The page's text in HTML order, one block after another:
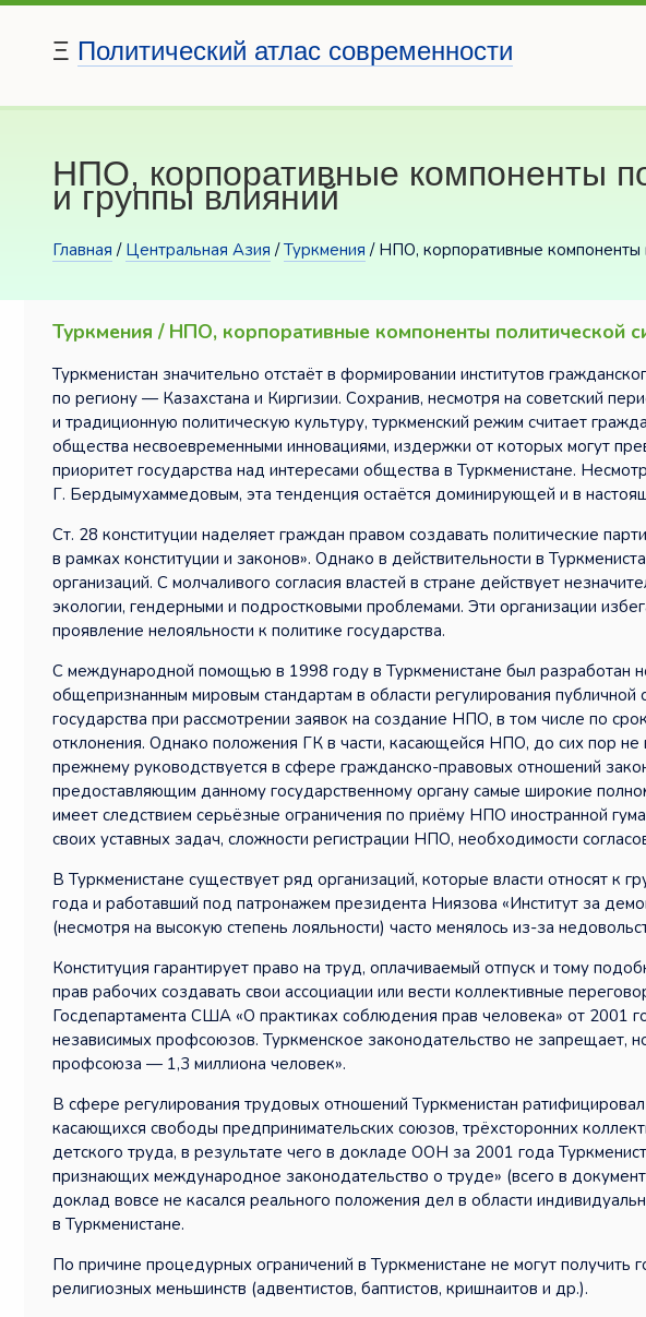
Ξ Политический атлас современности
НПО, корпоративные компоненты
и группы влияний
Главная / Центральная Азия /Туркмения / НПО, корпоративные компоненты
Туркмения / НПО, корпоративные компоненты политической
Туркменистан значительно отстаёт в формировании институтов
по региону — Казахстана и Киргизии. Сохранив, несмотря на советский
и традиционную политическую культуру, туркменский режим считает
общества несвоевременными инновациями, издержки от которых могут
приоритет государства над интересами общества в Туркменистане.
Г. Бердымухаммедовым, эта тенденция остаётся доминирующей и в
Ст. 28 конституции наделяет граждан правом создавать политические
в рамках конституции и законов». Однако в действительности в
организаций. С молчаливого согласия властей в стране действует
экологии, гендерными и подростковыми проблемами. Эти организации
проявление нелояльности к политике государства.
С международной помощью в 1998 году в Туркменистане был разработан
общепризнанным мировым стандартам в области регулирования
государства при рассмотрении заявок на создание НПО, в том числе по
отклонения. Однако положения ГК в части, касающейся НПО, до сих пор
прежнему руководствуется в сфере гражданско-правовых отношений
предоставляющим данному государственному органу самые широкие
имеет следствием серьёзные ограничения по приёму НПО иностранной
своих уставных задач, сложности регистрации НПО, необходимости
В Туркменистане существует ряд организаций, которые власти относят к
года и работавший под патронажем президента Ниязова «Институт за
(несмотря на высокую степень лояльности) часто менялось из-за
Конституция гарантирует право на труд, оплачиваемый отпуск и тому
прав рабочих создавать свои ассоциации или вести коллективные
Госдепартамента США «О практиках соблюдения прав человека» от 2001
независимых профсоюзов. Туркменское законодательство не запрещает,
профсоюза — 1,3 миллиона человек».
В сфере регулирования трудовых отношений Туркменистан
касающихся свободы предпринимательских союзов, трёхсторонних
детского труда, в результате чего в докладе ООН за 2001 года
признающих международное законодательство о труде» (всего в
доклад вовсе не касался реального положения дел в области
в Туркменистане.
По причине процедурных ограничений в Туркменистане не могут получить
религиозных меньшинств (адвентистов, баптистов, кришнаитов и др.).